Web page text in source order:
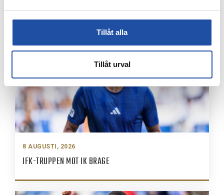
Tillåt alla
Tillåt urval
8 AUGUSTI, 2026
IFK-TRUPPEN MOT IK BRAGE